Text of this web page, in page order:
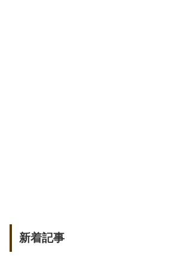
新着記事